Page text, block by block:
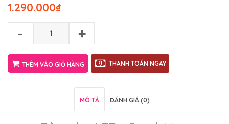
₫
1.290.000
- +
THÊM VÀO GIỎ HÀNG THANH TOÁN NGAY
MÔ TẢ ĐÁNH GIÁ (0)